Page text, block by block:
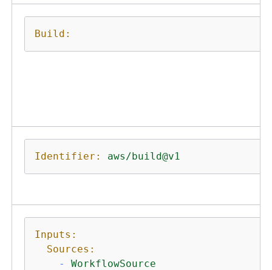
Build:
Identifier: aws/build@v1
Inputs:
Sources:
-
WorkflowSource